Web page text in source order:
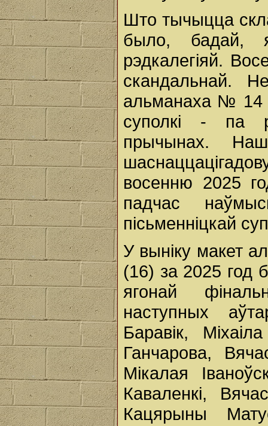
Што тычыцца
было, бадай,
рэдкалегіяй.
скандальнай.
альманаха № 14
суполкі - па
прычынах.
восенню 2025
падчас
пісьменніцкай
У выніку макет
(16) за 2025 год
ягонай
наступных
Баравік,
Ганчарова,
Мікалая
Каваленкі,
Кацярыны